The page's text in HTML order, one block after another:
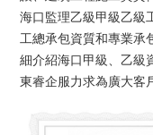
海口監理乙級甲級乙級
工總承包資質和專業承
細介紹海口甲級、乙級
東睿企服力求為廣大客